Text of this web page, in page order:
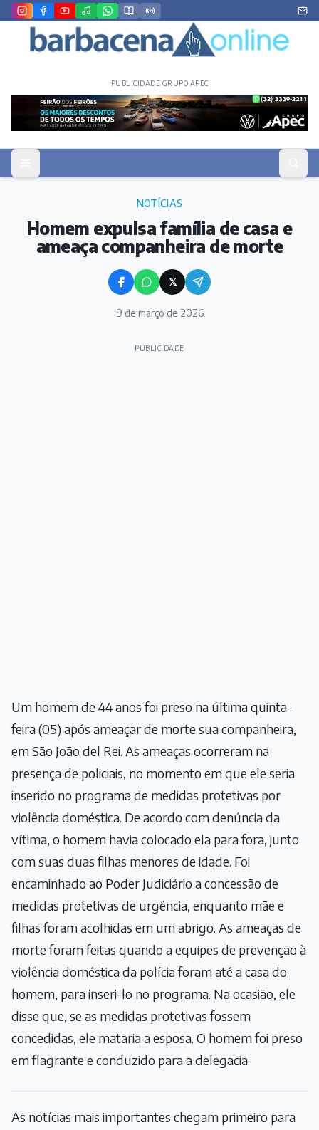
PUBLICIDADE GRUPO APEC
NOTÍCIAS
Homem expulsa família de casa e
ameaça companheira de morte
𝕏
9 de março de 2026
PUBLICIDADE
Um homem de 44 anos foi preso na última quinta-
feira (05) após ameaçar de morte sua companheira,
em São João del Rei. As ameaças ocorreram na
presença de policiais, no momento em que ele seria
inserido no programa de medidas protetivas por
violência doméstica. De acordo com denúncia da
vítima, o homem havia colocado ela para fora, junto
com suas duas filhas menores de idade. Foi
encaminhado ao Poder Judiciário a concessão de
medidas protetivas de urgência, enquanto mãe e
filhas foram acolhidas em um abrigo. As ameaças de
morte foram feitas quando a equipes de prevenção à
violência doméstica da polícia foram até a casa do
homem, para inseri-lo no programa. Na ocasião, ele
disse que, se as medidas protetivas fossem
concedidas, ele mataria a esposa. O homem foi preso
em flagrante e conduzido para a delegacia.
As notícias mais importantes chegam primeiro para